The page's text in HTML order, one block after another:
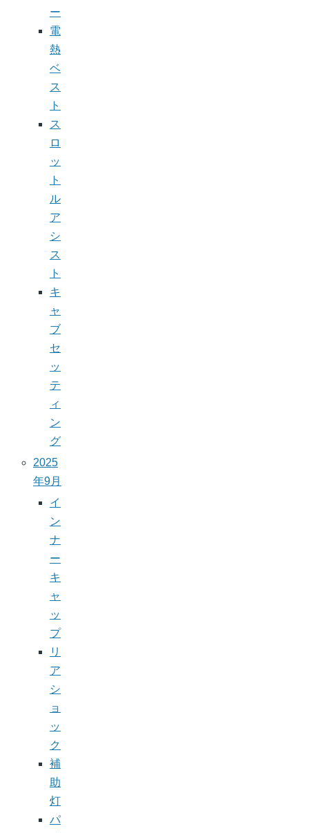
ー
電
熱
ベ
ス
ト
ス
ロ
ッ
ト
ル
ア
シ
ス
ト
キ
ャ
ブ
セ
ッ
テ
ィ
ン
グ
2025
年9月
イ
ン
ナ
ー
キ
ャ
ッ
プ
リ
ア
シ
ョ
ッ
ク
補
助
灯
パ